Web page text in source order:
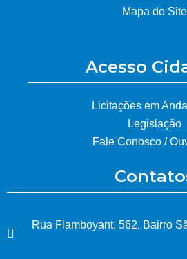
Mapa do Site
Acesso
Licitações em
Legislação
Fale Conosco /
Rua Flamboyant, 562, Bairro